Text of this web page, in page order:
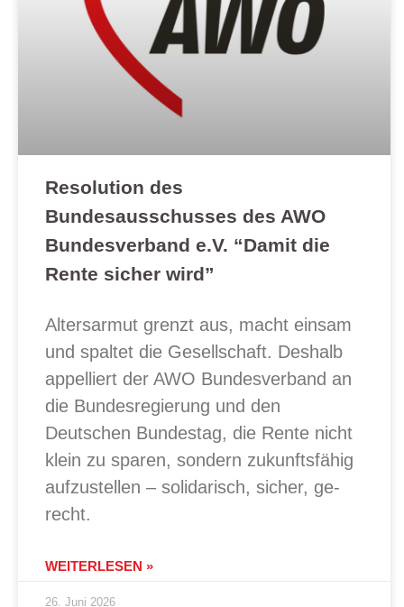
Resolution des
Bundesausschusses des AWO
Bundesverband e.V. “Damit die
Rente sicher wird”
Altersarmut grenzt aus, macht einsam
und spaltet die Gesellschaft. Deshalb
appelliert der AWO Bundesverband an
die Bundesregierung und den
Deutschen Bundestag, die Rente nicht
klein zu sparen, sondern zukunftsfähig
aufzustellen – solidarisch, sicher, ge-
recht.
WEITERLESEN »
26. Juni 2026